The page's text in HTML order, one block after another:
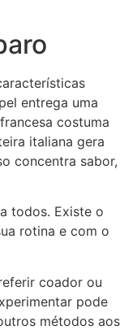
entrega uma
costuma
italiana gera
concentra sabor,
todos. Existe o
rotina e com o
coador ou
pode
métodos aos